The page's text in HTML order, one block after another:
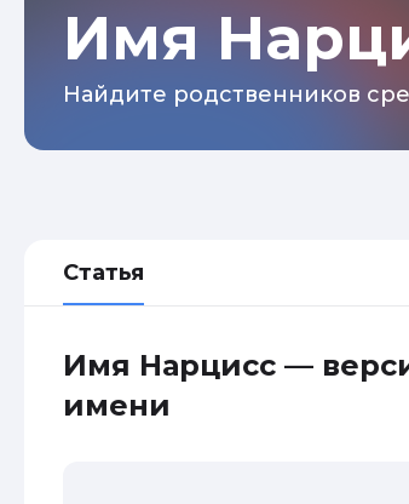
Имя
Найдите родственников
Статья
Имя Нарцисс —
имени